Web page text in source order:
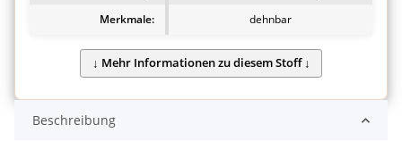
Merkmale:
dehnbar
Beschreibung